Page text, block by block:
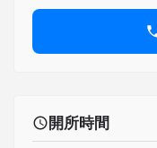
開所時間